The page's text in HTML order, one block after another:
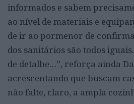
informados e sabem
ao nível de materiais e
de ir ao pormenor de
dos sanitários são todos
de detalhe…”, reforça ainda
acrescentando que buscam
não falte, claro, a ampla